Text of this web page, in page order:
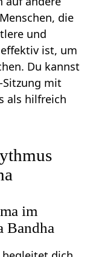
die
und
ist, um
Du kannst
mit
als hilfreich
im
Bandha